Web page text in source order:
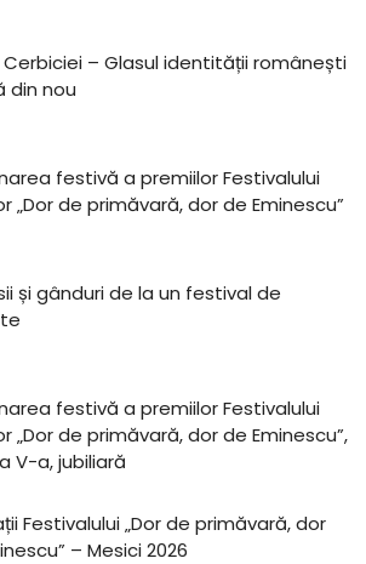
Cerbiciei – Glasul identității românești
din nou
festivă a premiilor Festivalului
„Dor de primăvară, dor de Eminescu”
și gânduri de la un festival de
festivă a premiilor Festivalului
„Dor de primăvară, dor de Eminescu”,
V-a, jubiliară
Festivalului „Dor de primăvară, dor
– Mesici 2026